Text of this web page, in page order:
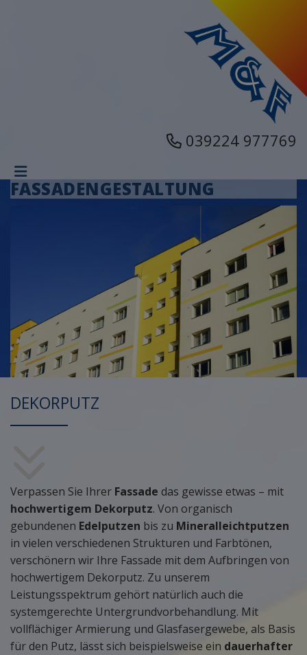
039224 977769
FASSADENGESTALTUNG
DEKORPUTZ
Verpassen Sie Ihrer Fassade das gewisse etwas – mit
hochwertigem Dekorputz. Von organisch
gebundenen Edelputzen bis zu Mineralleichtputzen
in vielen verschiedenen Strukturen und Farbtönen,
verschönern wir Ihre Fassade mit dem Aufbringen von
hochwertigem Dekorputz. Zu unserem
Leistungsspektrum gehört natürlich auch die
systemgerechte Untergrundvorbehandlung. Mit
vollflächiger Armierung und Glasfasergewebe, als Basis
für den Putz, lässt sich beispielsweise ein dauerhafter